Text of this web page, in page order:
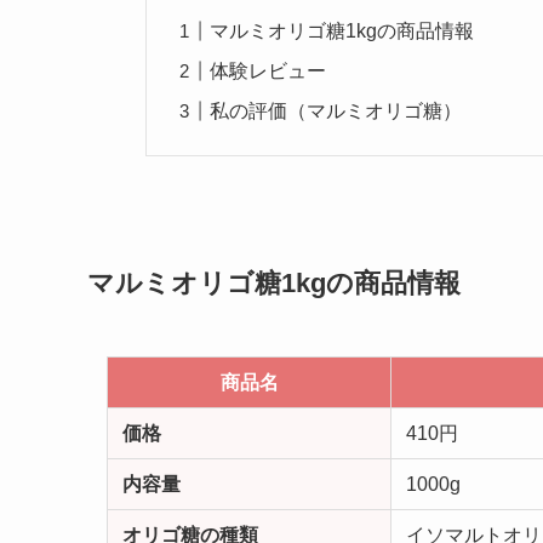
マルミオリゴ糖1kgの商品情報
体験レビュー
私の評価（マルミオリゴ糖）
マルミオリゴ糖1kgの商品情報
商品名
価格 410円
内容量 1000g
オリゴ糖の種類 イソマルトオ